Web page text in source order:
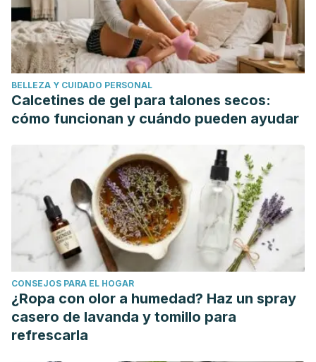
Martínez-Sanz, JM, Urdampilleta, A. NECESIDADES
NUTRICIONALES Y PLANIFICACIÓN DIETÉTICA EN
DEPORTES DE FUERZA. Motricidad. European Journal of
Human Movement [Internet]. 2012;29:95-114. Recuperado
de:http://www.redalyc.org/articulo.oa?id=274224827007
Naclerio, Fernando. (2007). Utilización de las Proteínas y
Aminoácidos como Suplementos o Integradores Dietéticos.
PubliCE Standard. Pid: 766.
BELLEZA Y CUIDADO PERSONAL
Calcetines de gel para talones secos:
cómo funcionan y cuándo pueden ayudar
CONSEJOS PARA EL HOGAR
¿Ropa con olor a humedad? Haz un spray
casero de lavanda y tomillo para
refrescarla